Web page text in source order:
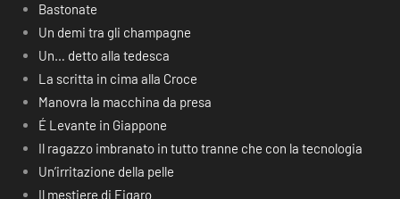
Bastonate
Un demi tra gli champagne
Un… detto alla tedesca
La scritta in cima alla Croce
Manovra la macchina da presa
É Levante in Giappone
Il ragazzo imbranato in tutto tranne che con la tecnologia
Un’irritazione della pelle
Il mestiere di Figaro